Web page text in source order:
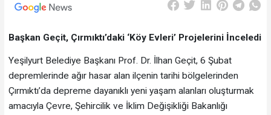
Başkan Geçit, Çırmıktı’daki ‘Köy Evleri’ Projelerini İnceledi
Yeşilyurt Belediye Başkanı Prof. Dr. İlhan Geçit, 6 Şubat
depremlerinde ağır hasar alan ilçenin tarihi bölgelerinden
Çırmıktı’da depreme dayanıklı yeni yaşam alanları oluşturmak
amacıyla Çevre, Şehircilik ve İklim Değişikliği Bakanlığı